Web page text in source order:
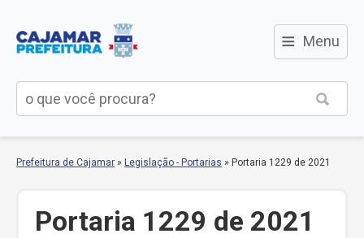
≡ Menu
Prefeitura de Cajamar » Legislação - Portarias » Portaria 1229 de 2021
Portaria 1229 de 2021